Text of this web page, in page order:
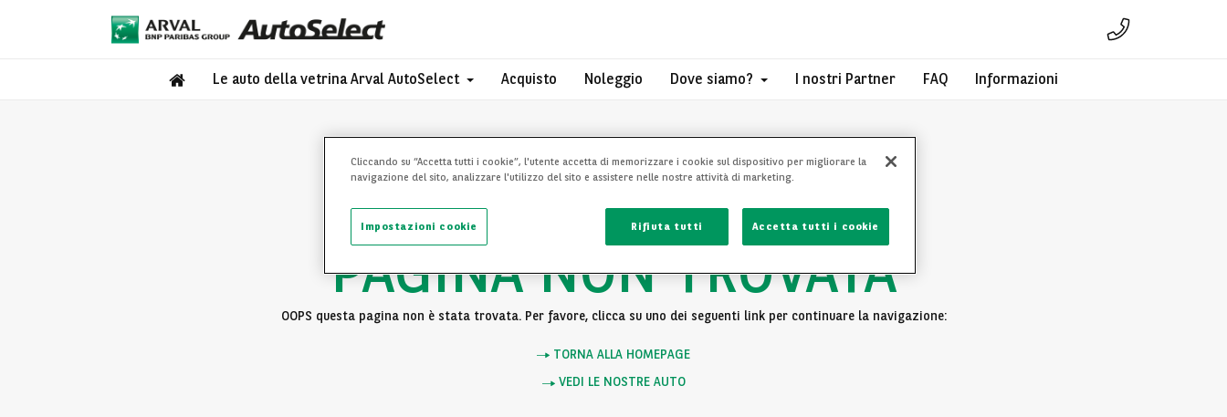
Le auto della vetrina Arval AutoSelect Acquisto Noleggio Dove siamo? I nostri Partner FAQ Informazioni
PAGINA NON TROVATA
OOPS questa pagina non è stata trovata. Per favore, clicca su uno dei seguenti link per continuare la navigazione:
TORNA ALLA HOMEPAGE
VEDI LE NOSTRE AUTO
Cliccando su “Accetta tutti i cookie”, l'utente accetta di memorizzare i cookie sul dispositivo per migliorare la
navigazione del sito, analizzare l'utilizzo del sito e assistere nelle nostre attività di marketing.
Rifiuta tutti Accetta tutti i cookie
Impostazioni cookie